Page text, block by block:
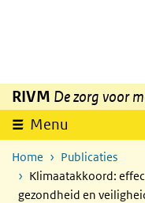
Overslaan en naar de
RIVM De zorg voor
Menu
Home
Publicaties
Klimaatakkoord:
gezondheid en